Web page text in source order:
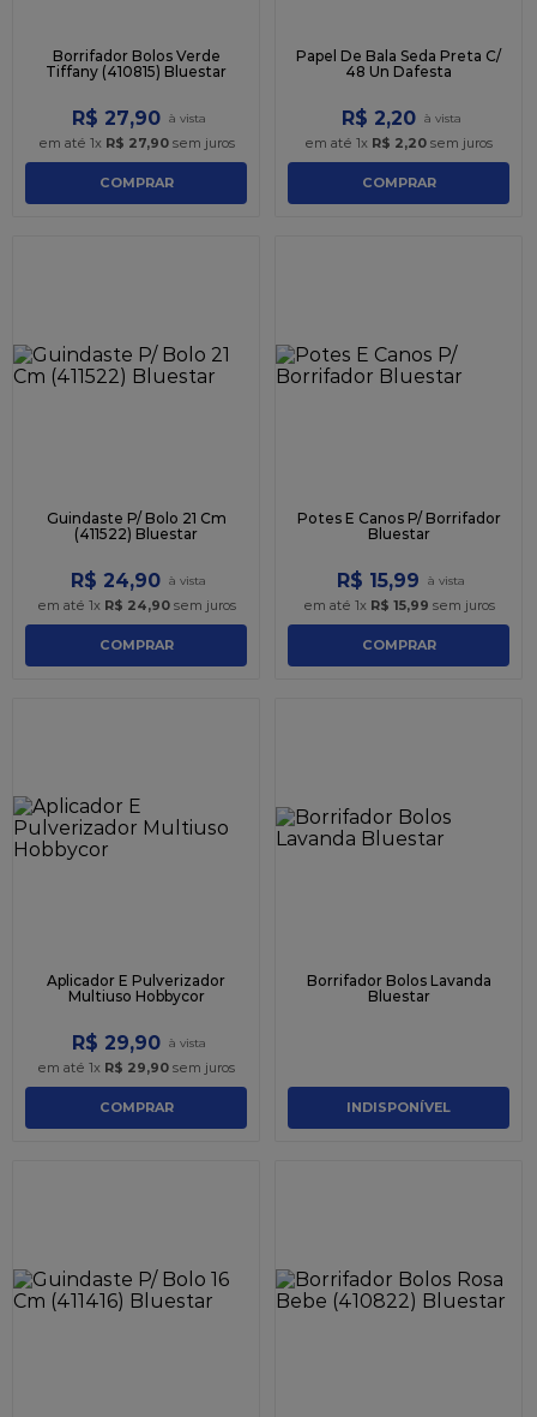
Borrifador Bolos Verde
Tiffany (410815) Bluestar
R$ 27,90
em até 1x R$ 27,90sem juros
COMPRAR
Papel De Bala Seda Preta C/
48 Un Dafesta
R$ 2,20
em até 1x R$ 2,20 sem juros
COMPRAR
Guindaste P/ Bolo 21 Cm
(411522) Bluestar
R$ 24,90
em até 1x R$ 24,90sem juros
COMPRAR
Potes E Canos P/ Borrifador
Bluestar
R$ 15,99
em até 1x R$ 15,99 sem juros
COMPRAR
Aplicador E Pulverizador
Multiuso Hobbycor
R$ 29,90
em até 1x R$ 29,90 sem juros
COMPRAR
Borrifador Bolos Lavanda
Bluestar
INDISPONÍVEL